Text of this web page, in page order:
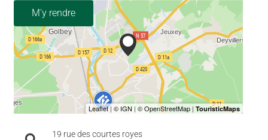
M'y rendre
19 rue des courtes royes